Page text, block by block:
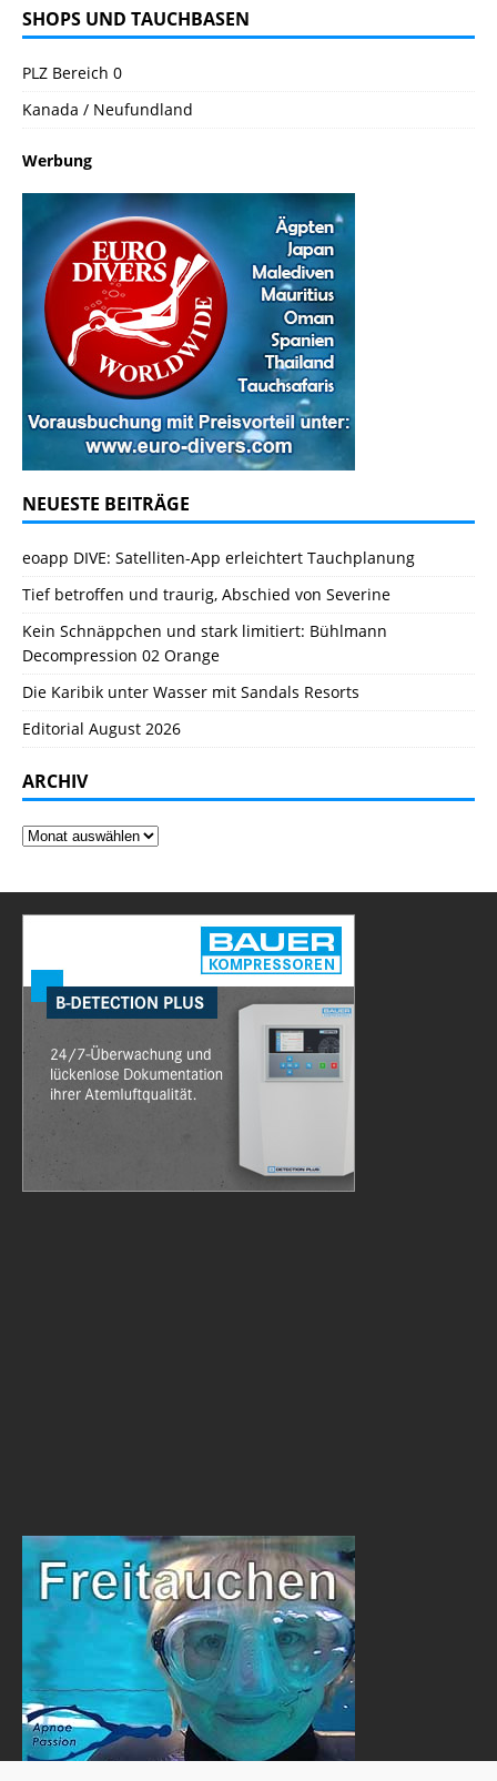
SHOPS UND TAUCHBASEN
PLZ Bereich 0
Kanada / Neufundland
Werbung
NEUESTE BEITRÄGE
eoapp DIVE: Satelliten-App erleichtert Tauchplanung
Tief betroffen und traurig, Abschied von Severine
Kein Schnäppchen und stark limitiert: Bühlmann
Decompression 02 Orange
Die Karibik unter Wasser mit Sandals Resorts
Editorial August 2026
ARCHIV